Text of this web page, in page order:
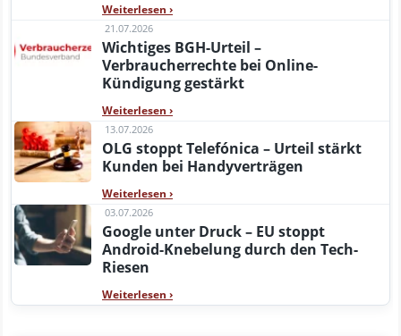
Weiterlesen ›
21.07.2026
Wichtiges BGH-Urteil –
Verbraucherrechte bei Online-
Kündigung gestärkt
Weiterlesen ›
13.07.2026
OLG stoppt Telefónica – Urteil stärkt
Kunden bei Handyverträgen
Weiterlesen ›
03.07.2026
Google unter Druck – EU stoppt
Android-Knebelung durch den Tech-
Riesen
Weiterlesen ›